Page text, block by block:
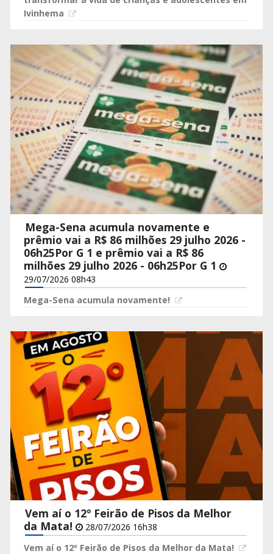
Ivinhema
Mega-Sena acumula novamente e
prêmio vai a R$ 86 milhões 29 julho 2026 -
06h25Por G 1 e prêmio vai a R$ 86
milhões 29 julho 2026 - 06h25Por G 1
29/07/2026 08h43
Mega-Sena acumula novamente!
Vem aí o 12º Feirão de Pisos da Melhor
da Mata!
28/07/2026 16h38
Vem aí o 12º Feirão de Pisos da Melhor da Mata!